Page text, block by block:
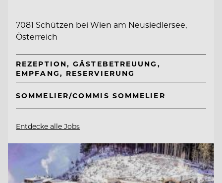
7081 Schützen bei Wien am Neusiedlersee,
Österreich
REZEPTION, GÄSTEBETREUUNG,
EMPFANG, RESERVIERUNG
SOMMELIER/COMMIS SOMMELIER
Entdecke alle Jobs